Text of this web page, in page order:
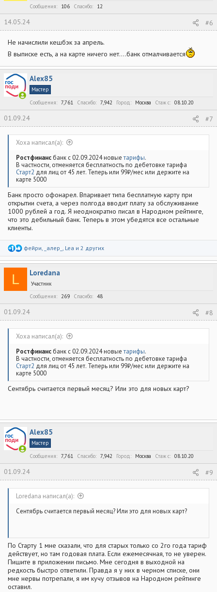
Сообщения 106 Спасибо 12
14.05.24 #6
Не начислили кешбэк за апрель.
В выписке есть, а на карте ничего нет....банк отмалчивается
Alex85
Мастер
Сообщения
7,761 Спасибо 7,942 Город Москва Стаж c 08.10.20
01.09.24 #7
Xoxa написал(а):
Ростфинансбанк с 02.09.2024 новыетарифы.
В частности, отменяется бесплатность по дебетовке тарифа
Старт2 для лиц от 45 лет. Теперь или 99₽/мес или держите на
карте 5000
Банк просто офонарел. Впаривает типа бесплатную карту при
открытии счета, а через полгода вводит плату за обслуживание
1000 рублей а год. Я неоднократно писал в Народном рейтинге,
что это дебильный банк. Теперь в этом убедятся все остальные
клиенты.
Р
а
к
фейри, _алер_ , Lea и 2 других
L Loredana
Участник
Сообщения
269 Спасибо 48
01.09.24 #8
Xoxa написал(а):
Ростфинансбанк с 02.09.2024 новыетарифы.
В частности, отменяется бесплатность по дебетовке тарифа
Старт2 для лиц от 45 лет. Теперь или 99₽/мес или держите на
карте 5000
Сентябрь считается первый месяц? Или это для новых карт?
Alex85
Мастер
Сообщения
7,761 Спасибо 7,942 Город Москва Стаж c 08.10.20
01.09.24 #9
Loredana написал(а):
Сентябрь считается первый месяц? Или это для новых карт?
По Старту 1 мне сказали, что для старых только со 2го года тариф
действует, но там годовая плата. Если ежемесячная, то не уверен.
Пишите в приложении письмо. Мне сегодня в выходной на
редкость быстро ответили. Правда я у них в черном списке, они
мне нервы потрепали, я им кучу отзывов на Народном рейтинге
оставил.